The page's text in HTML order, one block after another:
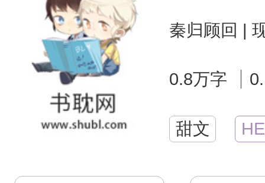
秦归顾回 |
0.8万字
甜文 HE